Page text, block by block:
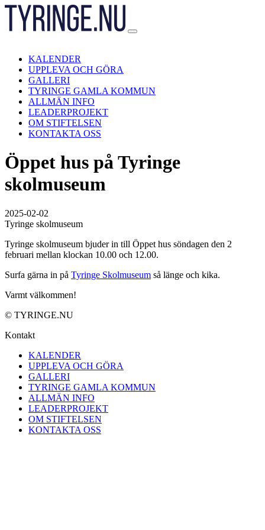
Hoppa
innehåll
KALENDER
UPPLEVA OCH GÖRA
GALLERI
TYRINGE GAMLA KOMMUN
ALLMÄN INFO
LEADERPROJEKT
OM STIFTELSEN
KONTAKTA OSS
Öppet hus på Tyringe
skolmuseum
2025-02-02
Tyringe skolmuseum
Tyringe skolmuseum bjuder in till Öppet hus söndagen den 2
februari mellan klockan 10.00 och 12.00.
Surfa gärna in på Tyringe Skolmuseum så länge och kika.
Varmt välkommen!
© TYRINGE.NU
Kontakt
KALENDER
UPPLEVA OCH GÖRA
GALLERI
TYRINGE GAMLA KOMMUN
ALLMÄN INFO
LEADERPROJEKT
OM STIFTELSEN
KONTAKTA OSS